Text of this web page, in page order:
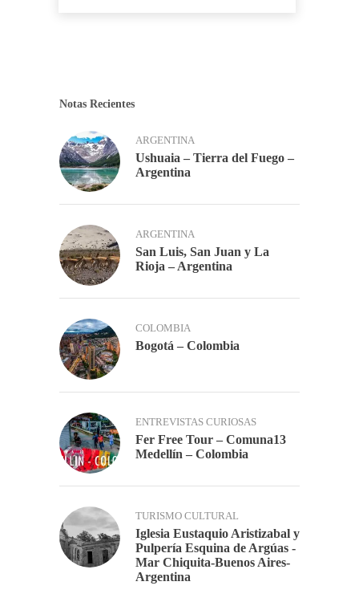
Notas Recientes
ARGENTINA
Ushuaia – Tierra del Fuego –
Argentina
ARGENTINA
San Luis, San Juan y La
Rioja – Argentina
COLOMBIA
Bogotá – Colombia
ENTREVISTAS CURIOSAS
Fer Free Tour – Comuna13
Medellín – Colombia
TURISMO CULTURAL
Iglesia Eustaquio Aristizabal y
Pulpería Esquina de Argúas -
Mar Chiquita-Buenos Aires-
Argentina